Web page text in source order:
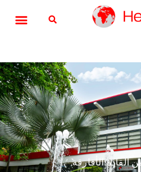
القادة الأفارقة